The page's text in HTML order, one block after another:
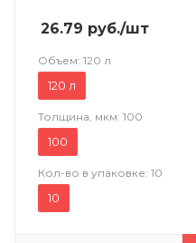
26.79 руб./шт
Объем: 120 л
120 л
Толщина, мкм: 100
100
Кол-во в упаковке: 10
10